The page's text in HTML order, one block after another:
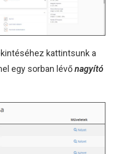
kattintsunk a
egy sorban lévőnagyító